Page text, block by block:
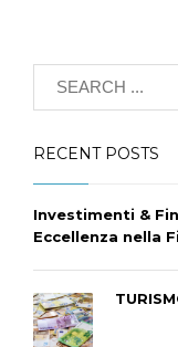
RECENT POSTS
Investimenti &
Eccellenza nella